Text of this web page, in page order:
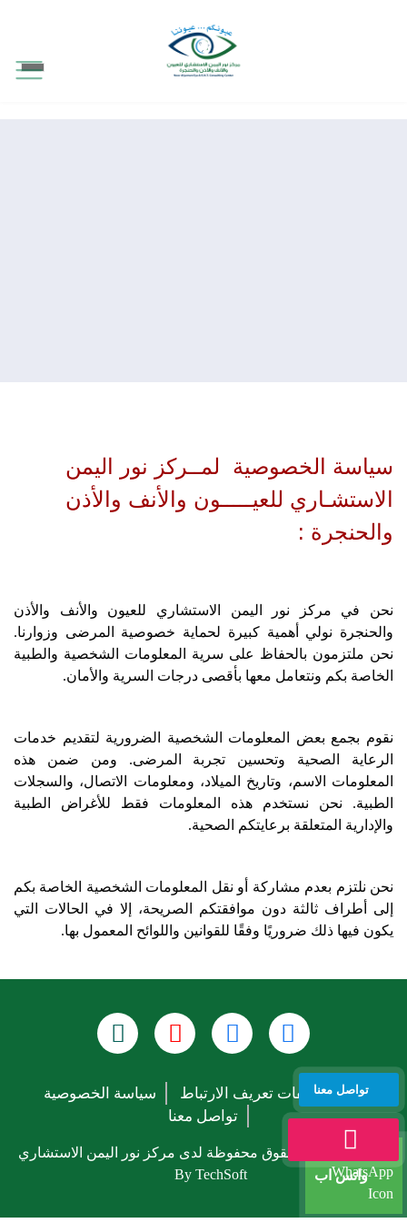
سياسة الخصوصية لمــركز نور اليمن
الاستشـاري للعيـــــون والأنف والأذن
والحنجرة :
نحن في مركز نور اليمن الاستشاري للعيون والأنف والأذن
والحنجرة نولي أهمية كبيرة لحماية خصوصية المرضى وزوارنا.
نحن ملتزمون بالحفاظ على سرية المعلومات الشخصية والطبية
الخاصة بكم ونتعامل معها بأقصى درجات السرية والأمان.
نقوم بجمع بعض المعلومات الشخصية الضرورية لتقديم خدمات
الرعاية الصحية وتحسين تجربة المرضى. ومن ضمن هذه
المعلومات الاسم، وتاريخ الميلاد، ومعلومات الاتصال، والسجلات
الطبية. نحن نستخدم هذه المعلومات فقط للأغراض الطبية
والإدارية المتعلقة برعايتكم الصحية.
نحن نلتزم بعدم مشاركة أو نقل المعلومات الشخصية الخاصة بكم
إلى أطراف ثالثة دون موافقتكم الصريحة، إلا في الحالات التي
يكون فيها ذلك ضروريًا وفقًا للقوانين واللوائح المعمول بها.
سياسة ملفات تعريف الارتباط
سياسة الخصوصية
تواصل معنا
By TechSoft
واتس اب
تواصل معنا